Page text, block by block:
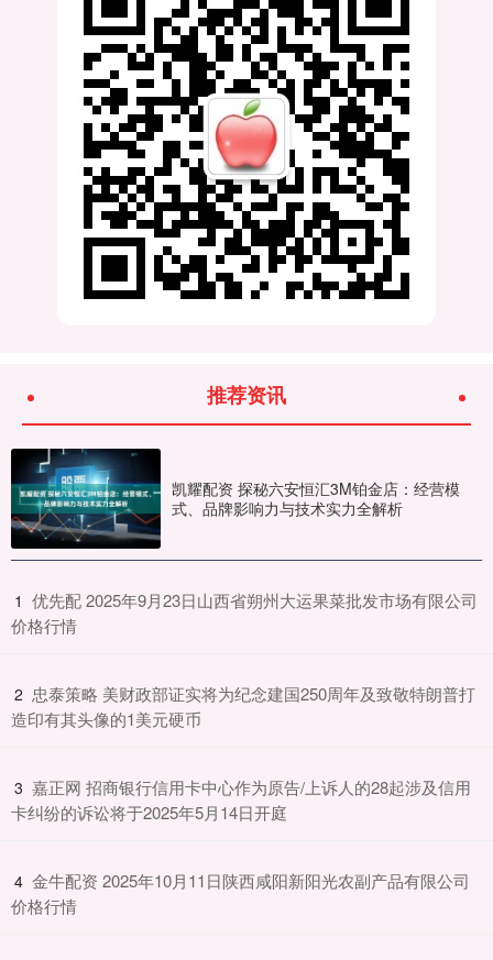
推荐资讯
凯耀配资 探秘六安恒汇3M铂金店：经营模
式、品牌影响力与技术实力全解析
1 ​优先配 2025年9月23日山西省朔州大运果菜批发市场有限公司
价格行情
2 ​忠泰策略 美财政部证实将为纪念建国250周年及致敬特朗普打
造印有其头像的1美元硬币
3 ​嘉正网 招商银行信用卡中心作为原告/上诉人的28起涉及信用
卡纠纷的诉讼将于2025年5月14日开庭
4 ​金牛配资 2025年10月11日陕西咸阳新阳光农副产品有限公司
价格行情